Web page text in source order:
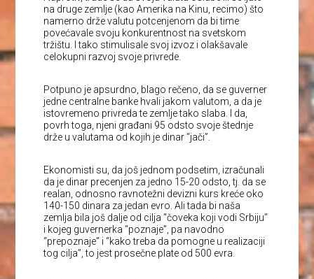
na druge zemlje (kao Amerika na Kinu, recimo) što
namerno drže valutu potcenjenom da bi time
povećavale svoju konkurentnost na svetskom
tržištu. I tako stimulisale svoj izvoz i olakšavale
celokupni razvoj svoje privrede.
Potpuno je apsurdno, blago rečeno, da se guverner
jedne centralne banke hvali jakom valutom, a da je
istovremeno privreda te zemlje tako slaba. I da,
povrh toga, njeni građani 95 odsto svoje štednje
drže u valutama od kojih je dinar “jači”.
Ekonomisti su, da još jednom podsetim, izračunali
da je dinar precenjen za jedno 15-20 odsto, tj. da se
realan, odnosno ravnotežni devizni kurs kreće oko
140-150 dinara za jedan evro. Ali tada bi naša
zemlja bila još dalje od cilja “čoveka koji vodi Srbiju”
i kojeg guvernerka “poznaje”, pa navodno
“prepoznaje” i “kako treba da pomogne u realizaciji
tog cilja”, to jest prosečne plate od 500 evra.